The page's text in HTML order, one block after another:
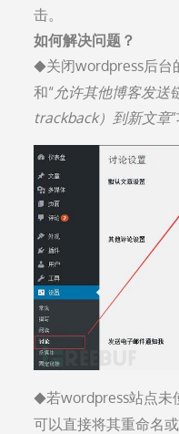
击。
如何解决问题？
◆关闭wordpress后台
和“允许其他博客发送
trackback）到新文章
◆若wordpress站点未
可以直接将其重命名或